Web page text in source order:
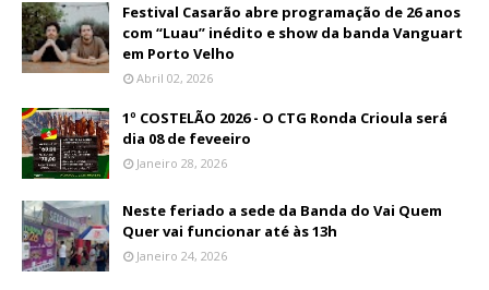
Festival Casarão abre programação de 26 anos
com “Luau” inédito e show da banda Vanguart
em Porto Velho
Abril 02, 2026
1º COSTELÃO 2026 - O CTG Ronda Crioula será
dia 08 de feveeiro
Janeiro 28, 2026
Neste feriado a sede da Banda do Vai Quem
Quer vai funcionar até às 13h
Janeiro 24, 2026